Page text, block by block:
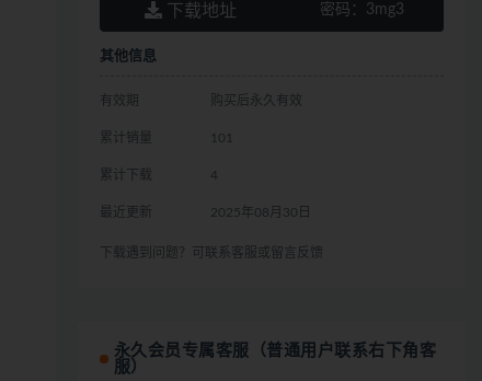
下载地址 密码： 3mg3
其他信息
有效期 购买后永久有效
累计销量 101
累计下载 4
最近更新 2025年08月30日
下载遇到问题？可联系客服或留言反馈
永久会员专属客服（普通用户联系右下角客
服）